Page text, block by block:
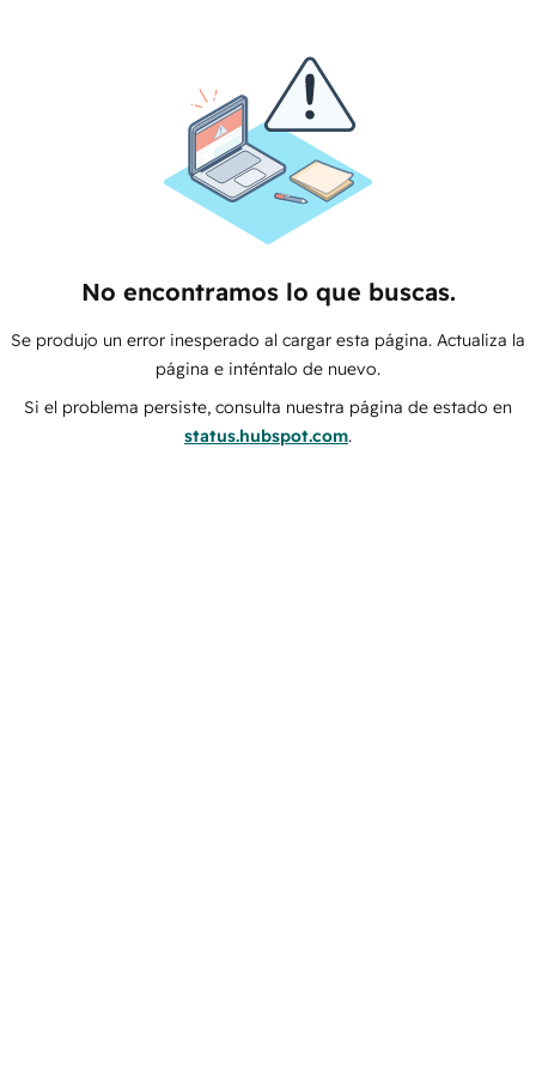
No encontramos lo que buscas.
Se produjo un error inesperado al cargar esta página. Actualiza la
página e inténtalo de nuevo.
Si el problema persiste, consulta nuestra página de estado en
status.hubspot.com.